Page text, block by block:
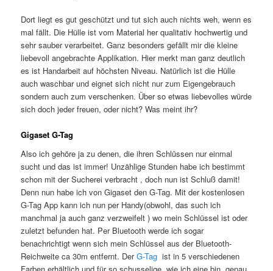
Dort liegt es gut geschützt und tut sich auch nichts weh, wenn es
mal fällt. Die Hülle ist vom Material her qualitativ hochwertig und
sehr sauber verarbeitet. Ganz besonders gefällt mir die kleine
liebevoll angebrachte Applikation. Hier merkt man ganz deutlich
es ist Handarbeit auf höchsten Niveau. Natürlich ist die Hülle
auch waschbar und eignet sich nicht nur zum Eigengebrauch
sondern auch zum verschenken. Über so etwas liebevolles würde
sich doch jeder freuen, oder nicht? Was meint ihr?
Gigaset G-Tag
Also ich gehöre ja zu denen, die ihren Schlüssen nur einmal
sucht und das ist immer! Unzählige Stunden habe ich bestimmt
schon mit der Sucherei verbracht , doch nun ist Schluß damit!
Denn nun habe ich von Gigaset den G-Tag. Mit der kostenlosen
G-Tag App kann ich nun per Handy(obwohl, das such ich
manchmal ja auch ganz verzweifelt ) wo mein Schlüssel ist oder
zuletzt befunden hat. Per Bluetooth werde ich sogar
benachrichtigt wenn sich mein Schlüssel aus der Bluetooth-
Reichweite ca 30m entfernt. DerG-Tag ist in 5 verschiedenen